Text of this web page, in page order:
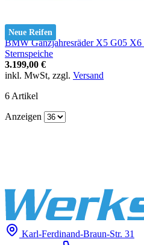
Neue Reifen
BMW Ganzjahresräder X5 G05
Sternspeiche
3.199,00 €
inkl. MwSt, zzgl. Versand
6 Artikel
Anzeigen
Karl-Ferdinand-Braun-Str. 31